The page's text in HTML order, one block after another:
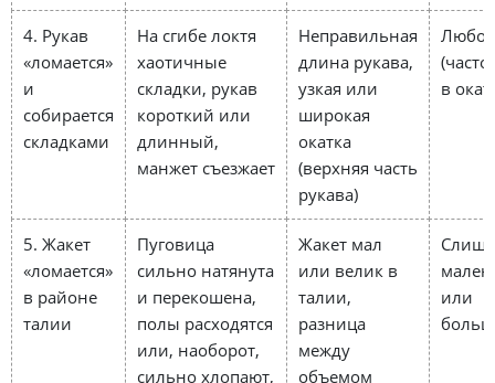
4. Рукав
«ломается»
и
собирается
складками
На сгибе локтя
хаотичные
складки, рукав
короткий или
длинный,
манжет съезжает
Неправильная
длина рукава,
узкая или
широкая
окатка
(верхняя часть
рукава)
в
5. Жакет
«ломается»
в районе
талии
Пуговица
сильно натянута
и перекошена,
полы расходятся
или, наоборот,
сильно хлопают,
Жакет мал
или велик в
талии,
разница
между
объемом
или